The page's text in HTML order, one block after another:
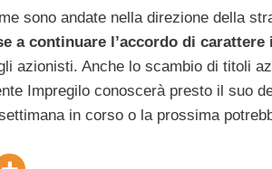
sono andate nella direzione della
a continuare l’accordo di
azionisti. Anche lo scambio di titoli
Impregilo conoscerà presto il suo
in corso o la prossima